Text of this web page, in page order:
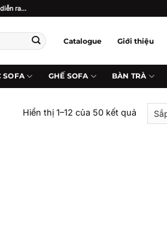
ra...
Catalogue Giới thiệu
SOFA GHẾ SOFA BÀN TRÀ
Hiển thị 1–12 của 50 kết quả